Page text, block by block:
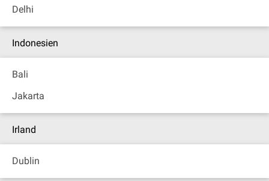
Delhi
Indonesien
Bali
Jakarta
Irland
Dublin